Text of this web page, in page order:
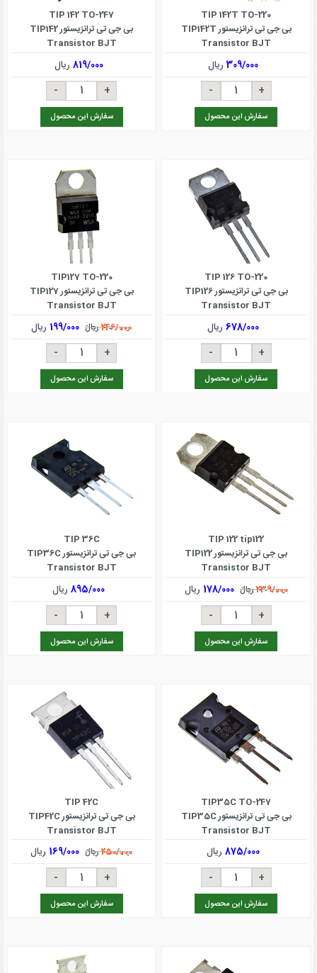
TIP 142T TO-220
بی جی تی ترانزیستور TIP142T
Transistor BJT
309/000ریال
سفارش این محصول
TIP 142 TO-247
بی جی تی ترانزیستور TIP142
Transistor BJT
819/000 ریال
سفارش این محصول
TIP 126 TO-220
بی جی تی ترانزیستور TIP126
Transistor BJT
678/000ریال
سفارش این محصول
TIP127 TO-220
بی جی تی ترانزیستور TIP127
Transistor BJT
246/000ریال 199/000 ریال
سفارش این محصول
TIP 122 tip122
بی جی تی ترانزیستور TIP122
Transistor BJT
239/000ریال 178/000 ریال
سفارش این محصول
TIP 36C
بی جی تی ترانزیستور TIP36C
Transistor BJT
895/000ریال
سفارش این محصول
TIP35C TO-247
بی جی تی ترانزیستور TIP35C
Transistor BJT
875/000ریال
سفارش این محصول
TIP 42C
بی جی تی ترانزیستور TIP42C
Transistor BJT
250/000ریال 169/000 ریال
سفارش این محصول